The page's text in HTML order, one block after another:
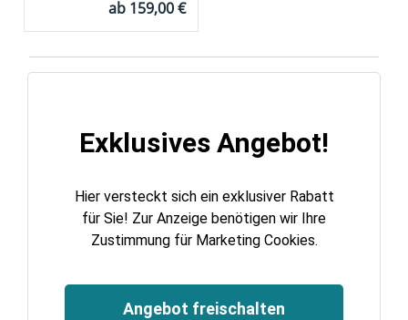
ab 159,00 €
Exklusives Angebot!
Hier versteckt sich ein exklusiver Rabatt
für Sie! Zur Anzeige benötigen wir Ihre
Zustimmung für Marketing Cookies.
Angebot freischalten